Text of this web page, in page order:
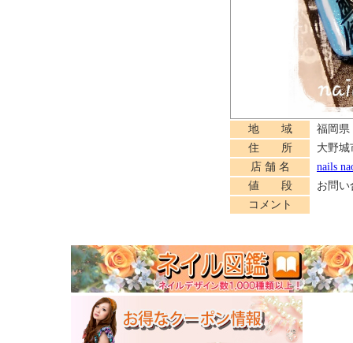
地 域
福岡県
住 所
大野城
店 舗 名
nails
値 段
お問い
コメント